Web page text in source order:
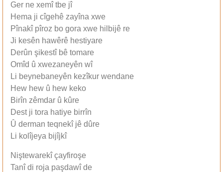
Ger ne xemî tbe jî
Hema ji cîgehê zayîna xwe
Pînakî pîroz bo gora xwe hilbijê re
Ji kesên hawêrê hestiyare
Derûn şikestî bê tomare
Omîd û xwezaneyên wî
Li beynebaneyên kezîkur wendane
Hew hew û hew keko
Birîn zêmdar û kûre
Dest ji tora hatiye birrîn
Û derman teqnekî jê dûre
Li kolîjeya bijîjkî
Niştewarekî çayfiroşe
Tanî di roja paşdawî de